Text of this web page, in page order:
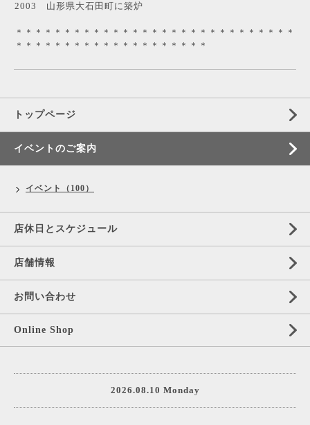
2003 山形県大石田町に築炉
＊＊＊＊＊＊＊＊＊＊＊＊＊＊＊＊＊＊＊＊＊＊＊＊＊＊＊＊＊
＊＊＊＊＊＊＊＊＊＊＊＊＊＊＊＊＊＊＊＊
トップページ
イベントのご案内
イベント（100）
店休日とスケジュール
店舗情報
お問い合わせ
Online Shop
2026.08.10 Monday